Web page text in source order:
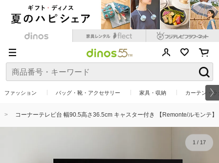
ファッション バッグ・靴・アクセサリー 家具・収納 カーテン・
コーナーテレビ台 幅90.5高さ36.5cm キャスター付き 【Remonte/ルモンテ】
1/ 17